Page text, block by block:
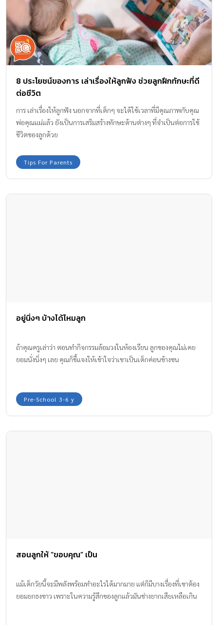
8 ประโยชน์ของการ เล่าเรื่องให้ลูกฟัง ช่วยลูกฝึกทักษะที่ดี
ต่อชีวิต
การ เล่าเรื่องให้ลูกฟัง นอกจากที่เด็กๆ จะได้ใช้เวลาที่มีคุณภาพกับคุณ
พ่อคุณแม่แล้ว ยังเป็นการเสริมสร้างทักษะด้านต่างๆ ที่จำเป็นต่อการใช้
ชีวิตของลูกด้วย
Tips For Parents
อยู่นิ่งๆ บ้างได้ไหมลูก
ถ้าคุณครูเล่าว่า ตอนทำกิจกรรมล้อมวงในห้องเรียน ลูกของคุณไม่เคย
ยอมนั่งนิ่งๆ เลย คุณก็ชี้แจงให้เข้าใจว่าเขาเป็นเด็กค่อนข้างซน
Pre-School 3-6 y
สอนลูกให้ “ขอบคุณ” เป็น
แม้เด็กวัยนี้จะมีพลังพร้อมทำอะไรได้มากมาย แต่ก็มีบางเรื่องที่เขาต้อง
ยอมยกธงขาว เพราะในความรู้สึกของลูกแล้วมันช่างยากเสียเหลือเกิน